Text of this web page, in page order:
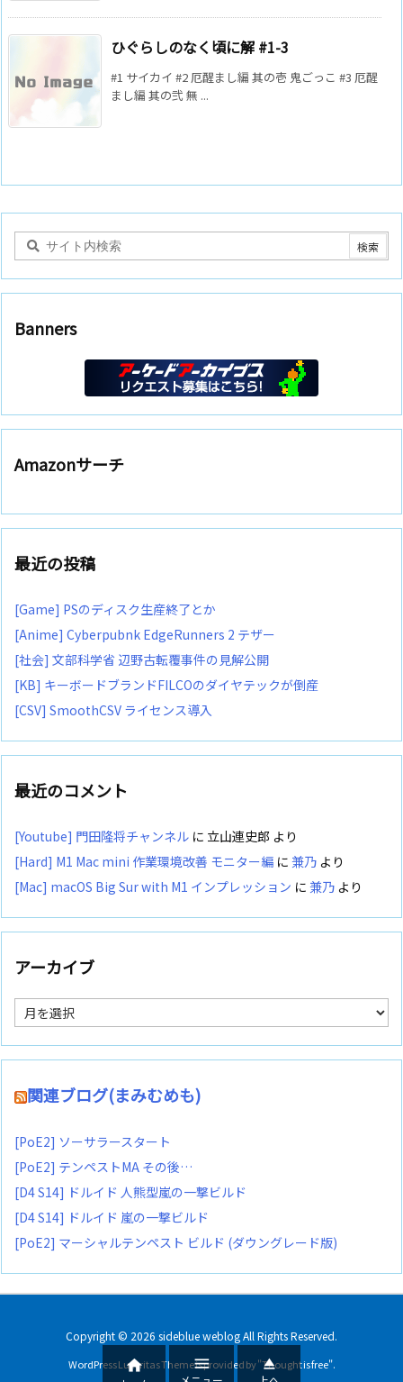
ひぐらしのなく頃に解 #1-3
#1 サイカイ #2 厄醒まし編 其の壱 鬼ごっこ #3 厄醒
まし編 其の弐 無 ...
Banners
Amazonサーチ
最近の投稿
[Game] PSのディスク生産終了とか
[Anime] Cyberpubnk EdgeRunners 2 テザー
[社会] 文部科学省 辺野古転覆事件の見解公開
[KB] キーボードブランドFILCOのダイヤテックが倒産
[CSV] SmoothCSV ライセンス導入
最近のコメント
[Youtube] 門田隆将チャンネル に 立山連史郎 より
[Hard] M1 Mac mini 作業環境改善 モニター編 に 兼乃 より
[Mac] macOS Big Sur with M1 インプレッション に 兼乃 より
アーカイブ
ア
ー
カ
イ
関連ブログ(まみむめも)
[PoE2] ソーサラースタート
[PoE2] テンペストMA その後…
[D4 S14] ドルイド 人熊型嵐の一撃ビルド
[D4 S14] ドルイド 嵐の一撃ビルド
[PoE2] マーシャルテンペスト ビルド (ダウングレード版)
Copyright © 2026 sideblue weblogAll Rights Reserved.
WordPress Luxeritas Theme is provided by "Thought is free".
  